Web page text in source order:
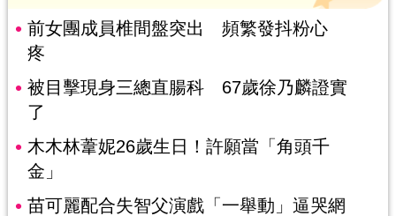
前女團成員椎間盤突出 頻繁發抖粉心
疼
被目擊現身三總直腸科 67歲徐乃麟證實
了
木木林葦妮26歲生日！許願當「角頭千
金」
苗可麗配合失智父演戲「一舉動」逼哭網